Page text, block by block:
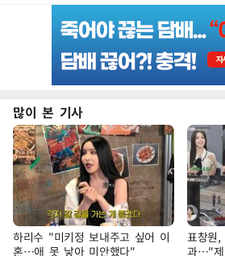
많이 본 기사
하리수 "미키정 보내주고 싶어 이
혼…애 못 낳아 미안했다"
표창원
과…"제